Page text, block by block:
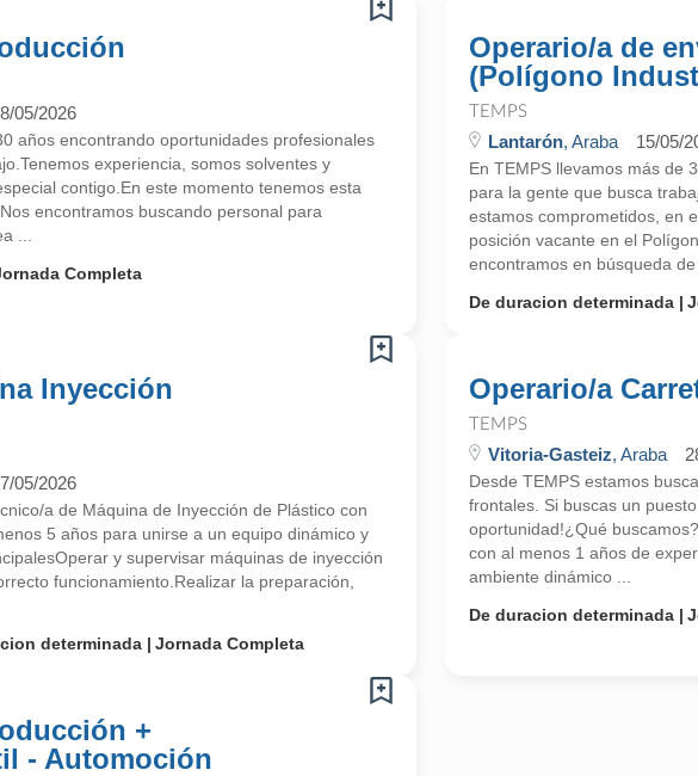
05/2026
años encontrando oportunidades profesionales
experiencia, somos solventes y
contigo.En este momento tenemos esta
encontramos buscando personal para
...
Completa
Operario/a de
(Polígono
TEMPS
Lantarón, Araba 15/05/
En TEMPS llevamos más de
para la gente que busca
estamos comprometidos, en
posición vacante en el
encontramos en búsqueda de
De duracion determinada
Inyección
05/2026
a de Máquina de Inyección de Plástico con
5 años para unirse a un equipo dinámico y
y supervisar máquinas de inyección
funcionamiento.Realizar la preparación,
determinada Jornada Completa
Operario/a
TEMPS
Vitoria-Gasteiz, Araba
Desde TEMPS estamos
frontales. Si buscas un
oportunidad!¿Qué
con al menos 1 años de
ambiente dinámico ...
De duracion determinada
+
- Automoción